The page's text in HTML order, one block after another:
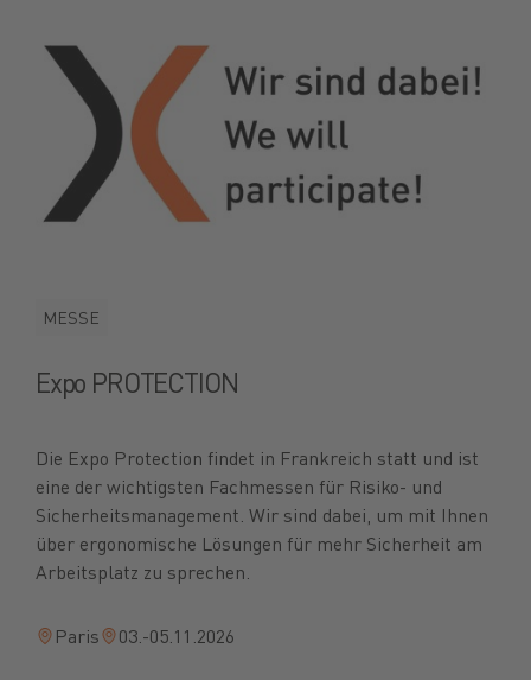
MESSE
Expo PROTECTION
Die Expo Protection findet in Frankreich statt und ist
eine der wichtigsten Fachmessen für Risiko- und
Sicherheitsmanagement. Wir sind dabei, um mit Ihnen
über ergonomische Lösungen für mehr Sicherheit am
Arbeitsplatz zu sprechen.
Paris 03.-05.11.2026